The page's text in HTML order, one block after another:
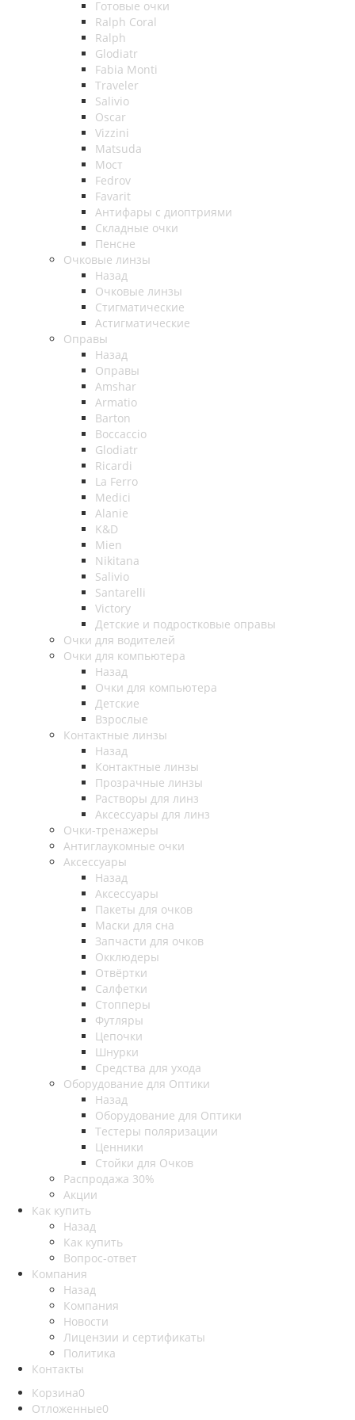
Готовые очки
Ralph Coral
Ralph
Glodiatr
Fabia Monti
Traveler
Salivio
Oscar
Vizzini
Matsuda
Мост
Fedrov
Favarit
Антифары с диоптриями
Складные очки
Пенсне
Очковые линзы
Назад
Очковые линзы
Стигматические
Астигматические
Оправы
Назад
Оправы
Amshar
Armatio
Barton
Boccaccio
Glodiatr
Ricardi
La Ferro
Medici
Alanie
K&D
Mien
Nikitana
Salivio
Santarelli
Victory
Детские и подростковые оправы
Очки для водителей
Очки для компьютера
Назад
Очки для компьютера
Детские
Взрослые
Контактные линзы
Назад
Контактные линзы
Прозрачные линзы
Растворы для линз
Аксессуары для линз
Очки-тренажеры
Антиглаукомные очки
Аксессуары
Назад
Аксессуары
Пакеты для очков
Маски для сна
Запчасти для очков
Окклюдеры
Отвёртки
Салфетки
Стопперы
Футляры
Цепочки
Шнурки
Средства для ухода
Оборудование для Оптики
Назад
Оборудование для Оптики
Тестеры поляризации
Ценники
Стойки для Очков
Распродажа 30%
Акции
Как купить
Назад
Как купить
Вопрос-ответ
Компания
Назад
Компания
Новости
Лицензии и сертификаты
Политика
Контакты
Корзина0
Отложенные0